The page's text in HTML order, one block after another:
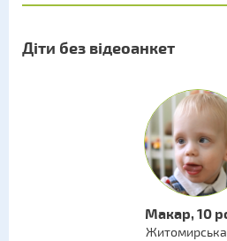
Діти без відеоанкет
Макар, 10